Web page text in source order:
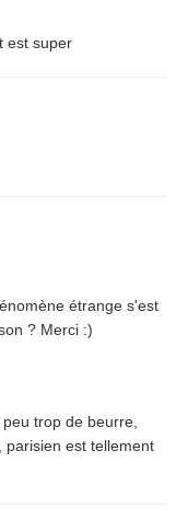
est super
étrange s'est
? Merci :)
trop de beurre,
parisien est tellement